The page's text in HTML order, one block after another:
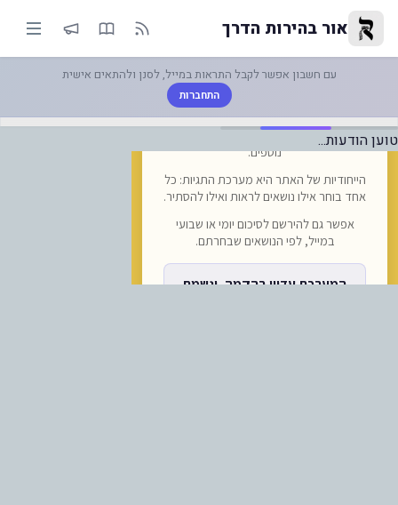
|-"למען הטסים לאומן": שרת
אור בהירות הדרך
עם חשבון אפשר לקבל התראות במייל, לסנן ולהתאים אישית
התחברות
טוען הודעות...